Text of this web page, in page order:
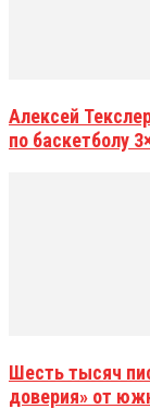
Алексей
по баскетболу
Шесть тысяч
доверия» от